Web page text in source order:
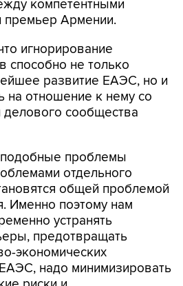
игнорирование
развитие ЕАЭС, но и
на отношение к нему со
сообщества
проблемы
общей проблемой
Именно поэтому нам
устранять
предотвращать
экономических
надо минимизировать
риски и
взаимное